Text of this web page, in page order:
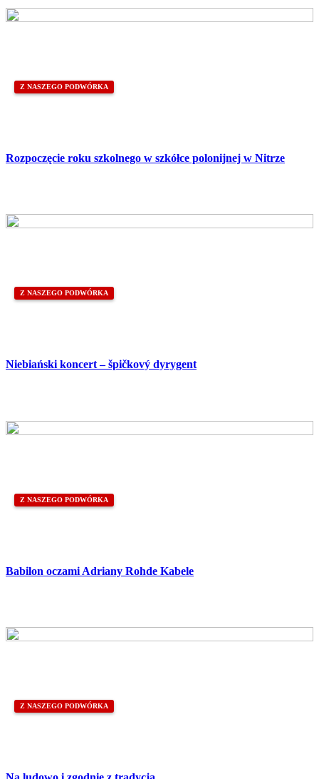
Z NASZEGO PODWÓRKA
Rozpoczęcie roku szkolnego w szkółce polonijnej w Nitrze
Z NASZEGO PODWÓRKA
Niebiański koncert – špičkový dyrygent
Z NASZEGO PODWÓRKA
Babilon oczami Adriany Rohde Kabele
Z NASZEGO PODWÓRKA